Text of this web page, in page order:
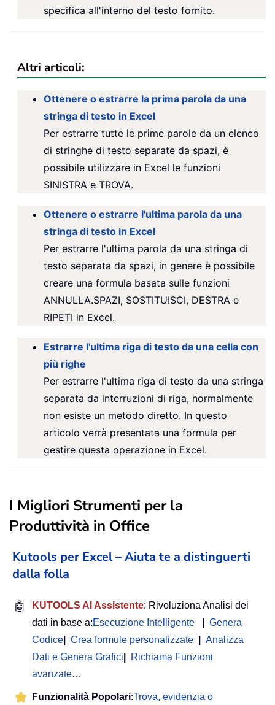
specifica all'interno del testo fornito.
Altri articoli:
Ottenere o estrarre la prima parola da una
stringa di testo in Excel
Per estrarre tutte le prime parole da un elenco
di stringhe di testo separate da spazi, è
possibile utilizzare in Excel le funzioni
SINISTRA e TROVA.
Ottenere o estrarre l'ultima parola da una
stringa di testo in Excel
Per estrarre l'ultima parola da una stringa di
testo separata da spazi, in genere è possibile
creare una formula basata sulle funzioni
ANNULLA.SPAZI, SOSTITUISCI, DESTRA e
RIPETI in Excel.
Estrarre l'ultima riga di testo da una cella con
più righe
Per estrarre l'ultima riga di testo da una stringa
separata da interruzioni di riga, normalmente
non esiste un metodo diretto. In questo
articolo verrà presentata una formula per
gestire questa operazione in Excel.
I Migliori Strumenti per la
Produttività in Office
Kutools per Excel – Aiuta te a distinguerti
dalla folla
🤖 KUTOOLS AI Assistente: Rivoluziona Analisi dei
dati in base a:Esecuzione Intelligente
Genera
Codice
Crea formule personalizzate
Analizza
Dati e Genera Grafici
Richiama Funzioni
avanzate…
Funzionalità Popolari:Trova, evidenzia o